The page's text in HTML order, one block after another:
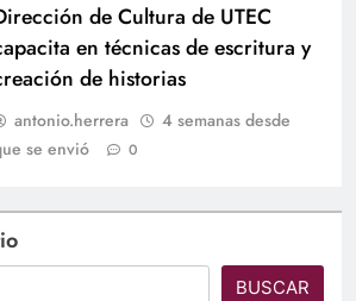
de Cultura de UTEC
en técnicas de escritura y
de historias
antonio.herrera
4 semanas desde
se envió
0
BUSCAR